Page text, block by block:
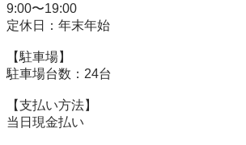
9:00〜19:00
定休日：年末年始
【駐⾞場】
駐車場台数：24台
【⽀払い⽅法】
当日現金払い